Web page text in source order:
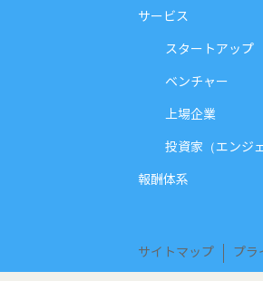
サービス
スタートアップ
ベンチャー
上場企業
投資家（エンジ
報酬体系
サイトマップ プラ